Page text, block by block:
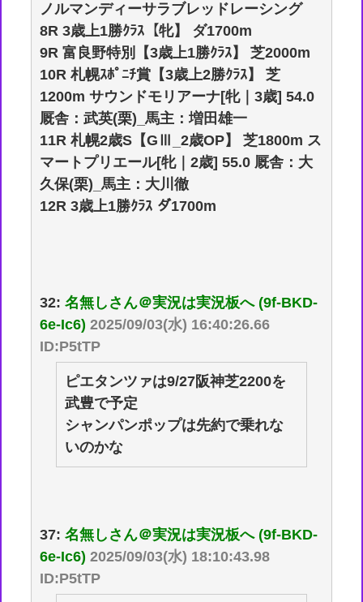
ノルマンディーサラブレッドレーシング
8R 3歳上1勝ｸﾗｽ【牝】 ダ1700m
9R 富良野特別【3歳上1勝ｸﾗｽ】 芝2000m
10R 札幌ｽﾎﾟﾆﾁ賞【3歳上2勝ｸﾗｽ】 芝
1200m サウンドモリアーナ[牝｜3歳] 54.0
厩舎：武英(栗)_馬主：増田雄一
11R 札幌2歳S【GⅢ_2歳OP】 芝1800m ス
マートプリエール[牝｜2歳] 55.0 厩舎：大
久保(栗)_馬主：大川徹
12R 3歳上1勝ｸﾗｽ ダ1700m
32:名無しさん＠実況は実況板へ (9f-BKD-
6e-Ic6) 2025/09/03(水) 16:40:26.66
ID:P5tTP
ピエタンツァは9/27阪神芝2200を
武豊で予定
シャンパンポップは先約で乗れな
いのかな
37:名無しさん＠実況は実況板へ (9f-BKD-
6e-Ic6) 2025/09/03(水) 18:10:43.98
ID:P5tTP